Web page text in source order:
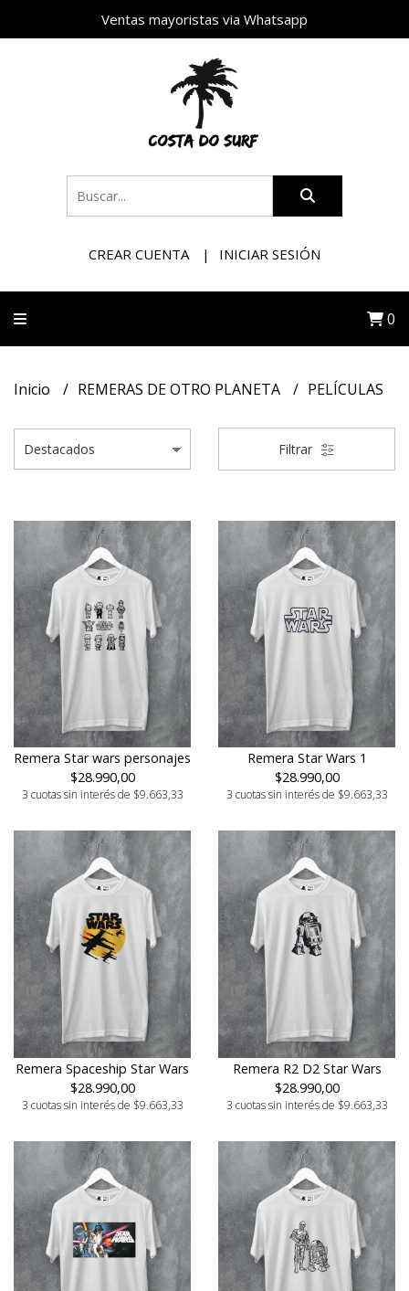
Ventas mayoristas via Whatsapp
CREAR CUENTA INICIAR SESIÓN
0
Inicio REMERAS DE OTRO PLANETA PELÍCULAS
Filtrar
Remera Star wars personajes
$28.990,00
3 cuotas sin interés de $9.663,33
Remera Star Wars 1
$28.990,00
3 cuotas sin interés de $9.663,33
Remera Spaceship Star Wars
$28.990,00
3 cuotas sin interés de $9.663,33
Remera R2 D2 Star Wars
$28.990,00
3 cuotas sin interés de $9.663,33